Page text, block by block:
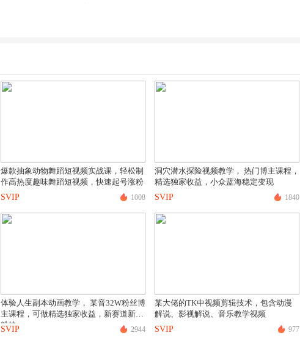
爆款抽象动物舞蹈短视频实战课，轻松制
作高热度趣味舞蹈短视频，快速起号涨粉
SVIP
1008
洞穴潜水探险视频教学， 热门博主课程，
精选独家收益，小众蓝海稳定变现
SVIP
1840
体验人生副本动画教学， 某音32W粉丝博
主课程，可做精选独家收益，新赛道新涨
粉快
SVIP 2944
某大佬的TK中视频剪辑技术，包含动漫
解说、影视解说、音乐教学视频
SVIP
977